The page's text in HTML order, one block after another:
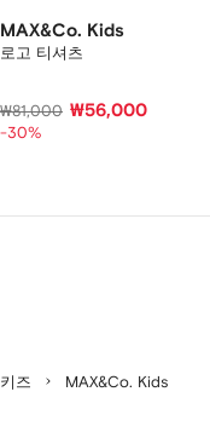
MAX&Co. Kids
로고 티셔츠
₩81,000 ₩56,000
-30%
키즈 MAX&Co. Kids